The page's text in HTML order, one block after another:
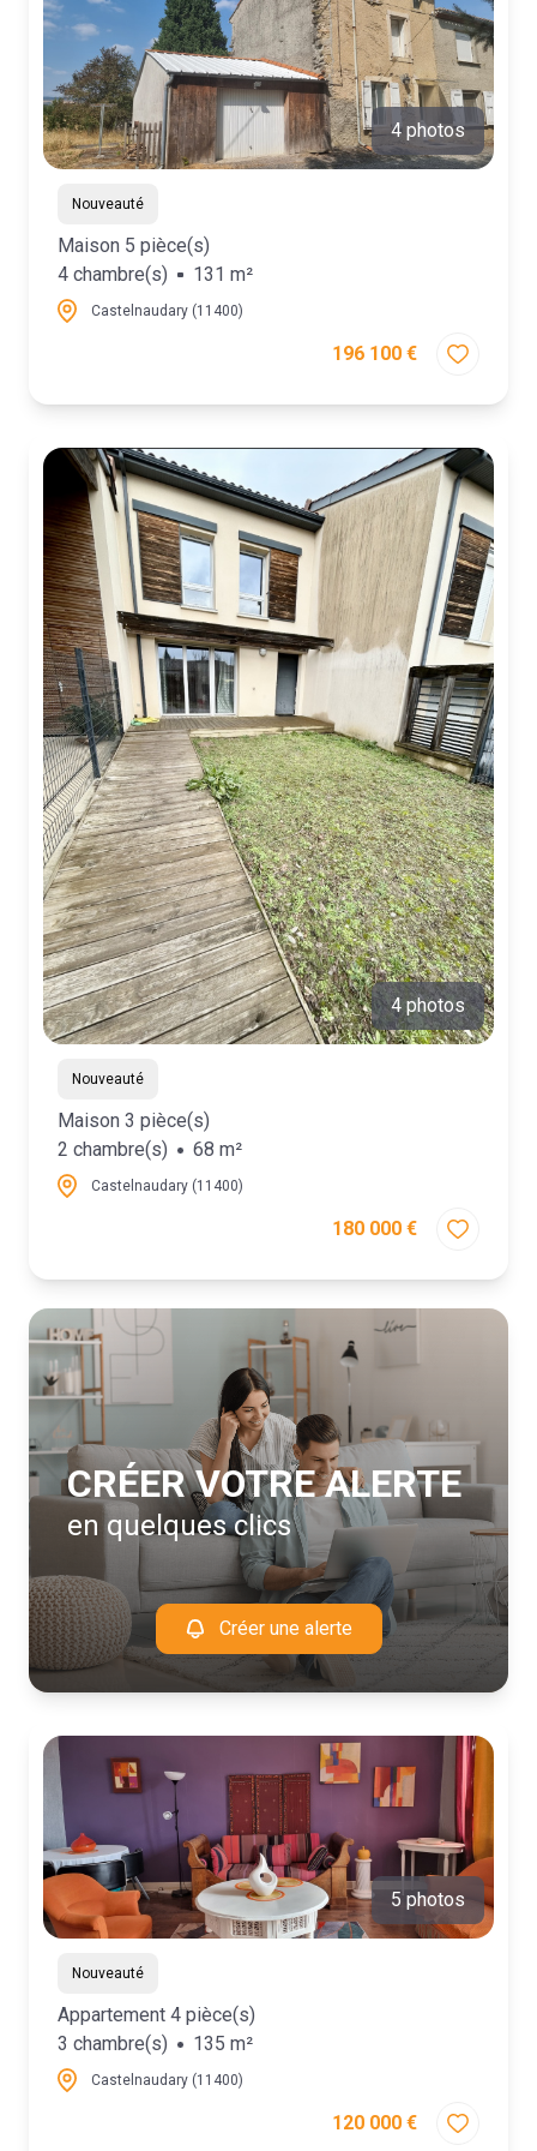
contact
4 photos
Nouveauté
Maison 5 pièce(s)
4 chambre(s)
131 m²
Castelnaudary (11400)
196 100 €
4 photos
Nouveauté
Maison 3 pièce(s)
2 chambre(s)
68 m²
Castelnaudary (11400)
180 000 €
CRÉER VOTRE ALERTE
en quelques clics
Créer une alerte
5 photos
Nouveauté
Appartement 4 pièce(s)
3 chambre(s)
135 m²
Castelnaudary (11400)
120 000 €